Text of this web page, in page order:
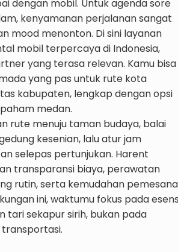
dengan mobil. Untuk agenda sore
kenyamanan perjalanan sangat
mood menonton. Di sini layanan
mobil terpercaya di Indonesia,
yang terasa relevan. Kamu bisa
yang pas untuk rute kota
kabupaten, lengkap dengan opsi
medan.
rute menuju taman budaya, balai
kesenian, lalu atur jam
selepas pertunjukan. Harent
transparansi biaya, perawatan
rutin, serta kemudahan
ini, waktumu fokus pada
tari sekapur sirih, bukan pada